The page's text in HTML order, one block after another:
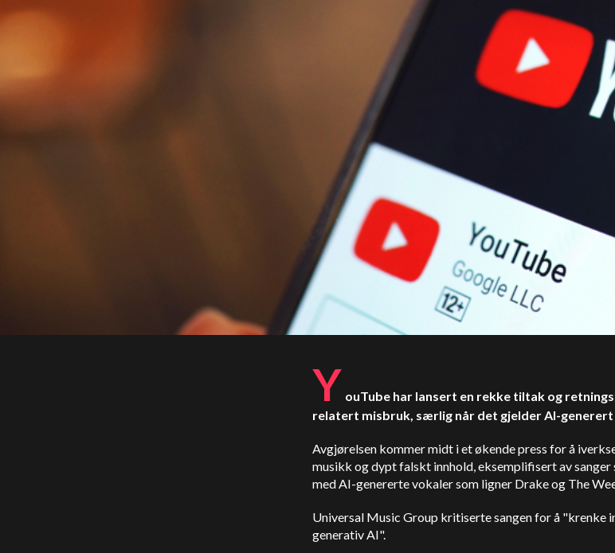
Y ouTube har lansert en rekke tiltak og
relatert misbruk, særlig når det gjelder AI-generert
Avgjørelsen kommer midt i et økende press for å
musikk og dypt falskt innhold, eksemplifisert av sanger
med AI-genererte vokaler som ligner Drake og The
Universal Music Group kritiserte sangen for å "krenke
generativ AI".